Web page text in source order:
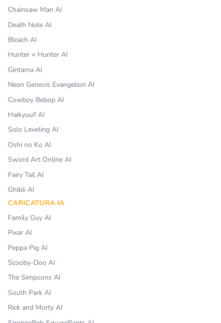
Chainsaw Man AI
Death Note AI
Bleach AI
Hunter × Hunter AI
Gintama AI
Neon Genesis Evangelion AI
Cowboy Bebop AI
Haikyuu!! AI
Solo Leveling AI
Oshi no Ko AI
Sword Art Online AI
Fairy Tail AI
Ghibli AI
CARICATURA IA
Family Guy AI
Pixar AI
Peppa Pig AI
Scooby-Doo AI
The Simpsons AI
South Park AI
Rick and Morty AI